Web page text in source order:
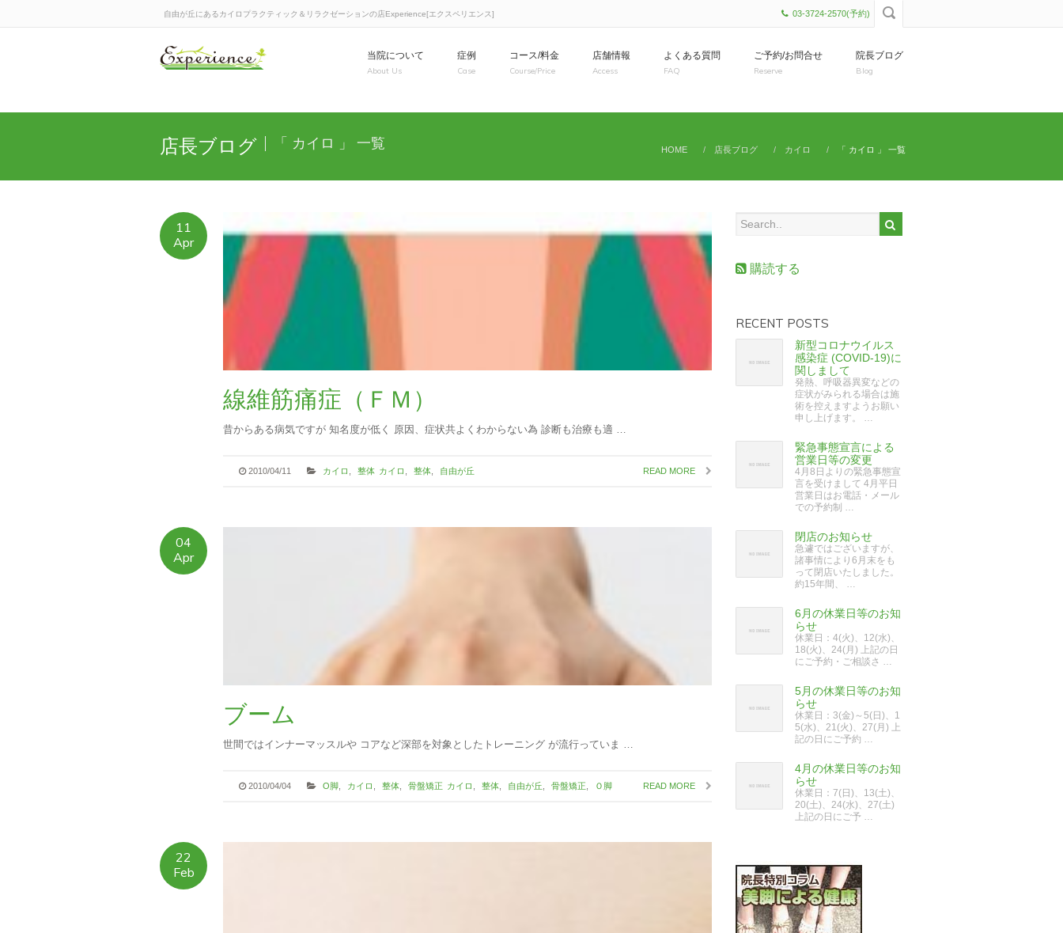
自由が丘にあるカイロプラクティック＆リラクゼーションの店Experience[エクスペリエンス] 03-3724-2570(予約)
当院について
About Us
症例
Case
コース/料金
Course/Price
店舗情報
Access
よくある質問
FAQ
ご予約/お問合せ
Reserve
院長ブログ
Blog
店長ブログ 「 カイロ 」 一覧 HOME 店長ブログ カイロ 「 カイロ 」 一覧
11
Apr
線維筋痛症（ＦＭ）
昔からある病気ですが 知名度が低く 原因、症状共よくわからない為 診断も治療も適 …
2010/04/11 カイロ 整体 カイロ 整体 自由が丘 READ MORE
04
Apr
ブーム
世間ではインナーマッスルや コアなど深部を対象としたトレーニング が流行っていま …
2010/04/04 O脚 カイロ 整体 骨盤矯正 カイロ 整体 自由が丘 骨盤矯正 Ｏ脚 READ MORE
22
Feb
購読する
RECENT POSTS
新型コロナウイルス
感染症 (COVID-19)に
関しまして
発熱、呼吸器異変などの
症状がみられる場合は施
術を控えますようお願い
申し上げます。 …
緊急事態宣言による
営業日等の変更
4月8日よりの緊急事態宣
言を受けまして 4月平日
営業日はお電話・メール
での予約制 …
閉店のお知らせ
急遽ではございますが、
諸事情により6月末をも
って閉店いたしました。
約15年間、 …
6月の休業日等のお知
らせ
休業日：4(火)、12(水)、
18(火)、24(月) 上記の日
にご予約・ご相談さ …
5月の休業日等のお知
らせ
休業日：3(金)～5(日)、1
5(水)、21(火)、27(月) 上
記の日にご予約 …
4月の休業日等のお知
らせ
休業日：7(日)、13(土)、
20(土)、24(水)、27(土)
上記の日にご予 …